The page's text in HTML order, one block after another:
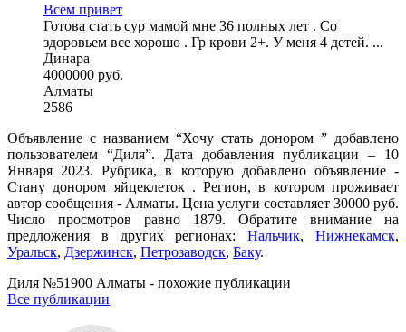
Всем привет
Готова стать сур мамой мне 36 полных лет . Со
здоровьем все хорошо . Гр крови 2+. У меня 4 детей. ...
Динара
4000000 руб.
Алматы
2586
Объявление с названием “Хочу стать донором ” добавлено
пользователем “Диля”. Дата добавления публикации – 10
Января 2023. Рубрика, в которую добавлено объявление -
Стану донором яйцеклеток . Регион, в котором проживает
автор сообщения - Алматы. Цена услуги составляет 30000 руб.
Число просмотров равно 1879. Обратите внимание на
предложения в других регионах:Нальчик,Нижнекамск,
Уральск, Дзержинск, Петрозаводск, Баку.
Диля №51900 Алматы - похожие публикации
Все публикации